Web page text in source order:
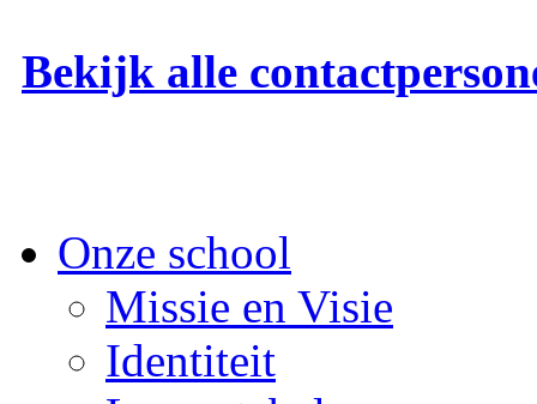
Bekijk alle
Onze school
Missie en Visie
Identiteit